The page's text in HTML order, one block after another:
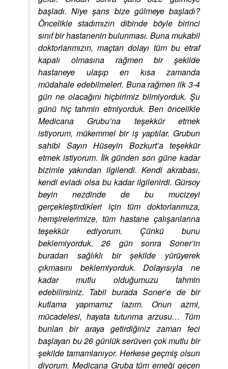
başladı. Niye şans bize gülmeye başladı?
Öncelikle stadımızın dibinde böyle birinci
sınıf bir hastanenin bulunması. Buna mukabil
doktorlarımızın, maçtan dolayı tüm bu etraf
kapalı olmasına rağmen bir şekilde
hastaneye ulaşıp en kısa zamanda
müdahale edebilmeleri. Buna rağmen ilk 3-4
gün ne olacağını hiçbirimiz bilmiyorduk. Şu
günü hiç tahmin etmiyorduk. Ben öncelikle
Medicana Grubu’na teşekkür etmek
istiyorum, mükemmel bir iş yaptılar. Grubun
sahibi Sayın Hüseyin Bozkurt’a teşekkür
etmek istiyorum. İlk günden son güne kadar
bizimle yakından ilgilendi. Kendi akrabası,
kendi evladı olsa bu kadar ilgilenirdi. Gürsoy
beyin nezdinde de bu mucizeyi
gerçekleştirdikleri için tüm doktorlarımıza,
hemşirelerimize, tüm hastane çalışanlarına
teşekkür ediyorum. Çünkü bunu
beklemiyorduk. 26 gün sonra Soner’in
buradan sağlıklı bir şekilde yürüyerek
çıkmasını beklemiyorduk. Dolayısıyla ne
kadar mutlu olduğumuzu tahmin
edebilirsiniz. Tabii burada Soner’e de bir
kutlama yapmamız lazım. Onun azmi,
mücadelesi, hayata tutunma arzusu… Tüm
bunları bir araya getirdiğiniz zaman feci
başlayan bu 26 günlük serüven çok mutlu bir
şekilde tamamlanıyor. Herkese geçmiş olsun
diyorum. Medicana Gruba tüm emeği geçen